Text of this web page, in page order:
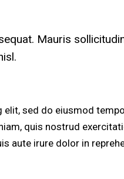
Mauris
sed do eiusmod
quis nostrud
aute irure dolor in